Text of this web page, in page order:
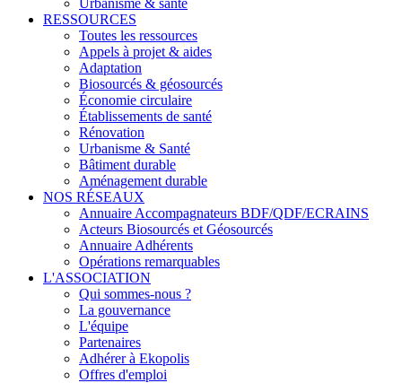
RESSOURCES
Toutes les ressources
Appels à projet & aides
Adaptation
Biosourcés & géosourcés
Économie circulaire
Établissements de santé
Rénovation
Urbanisme & Santé
Bâtiment durable
Aménagement durable
NOS RÉSEAUX
Annuaire Accompagnateurs BDF/QDF/ECRAINS
Acteurs Biosourcés et Géosourcés
Annuaire Adhérents
Opérations remarquables
L'ASSOCIATION
Qui sommes-nous ?
La gouvernance
L'équipe
Partenaires
Adhérer à Ekopolis
Offres d'emploi